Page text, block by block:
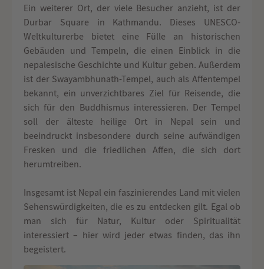
Ein weiterer Ort, der viele Besucher anzieht, ist der
Durbar Square in Kathmandu. Dieses UNESCO-
Weltkulturerbe bietet eine Fülle an historischen
Gebäuden und Tempeln, die einen Einblick in die
nepalesische Geschichte und Kultur geben. Außerdem
ist der Swayambhunath-Tempel, auch als Affentempel
bekannt, ein unverzichtbares Ziel für Reisende, die
sich für den Buddhismus interessieren. Der Tempel
soll der älteste heilige Ort in Nepal sein und
beeindruckt insbesondere durch seine aufwändigen
Fresken und die friedlichen Affen, die sich dort
herumtreiben.
Insgesamt ist Nepal ein faszinierendes Land mit vielen
Sehenswürdigkeiten, die es zu entdecken gilt. Egal ob
man sich für Natur, Kultur oder Spiritualität
interessiert – hier wird jeder etwas finden, das ihn
begeistert.